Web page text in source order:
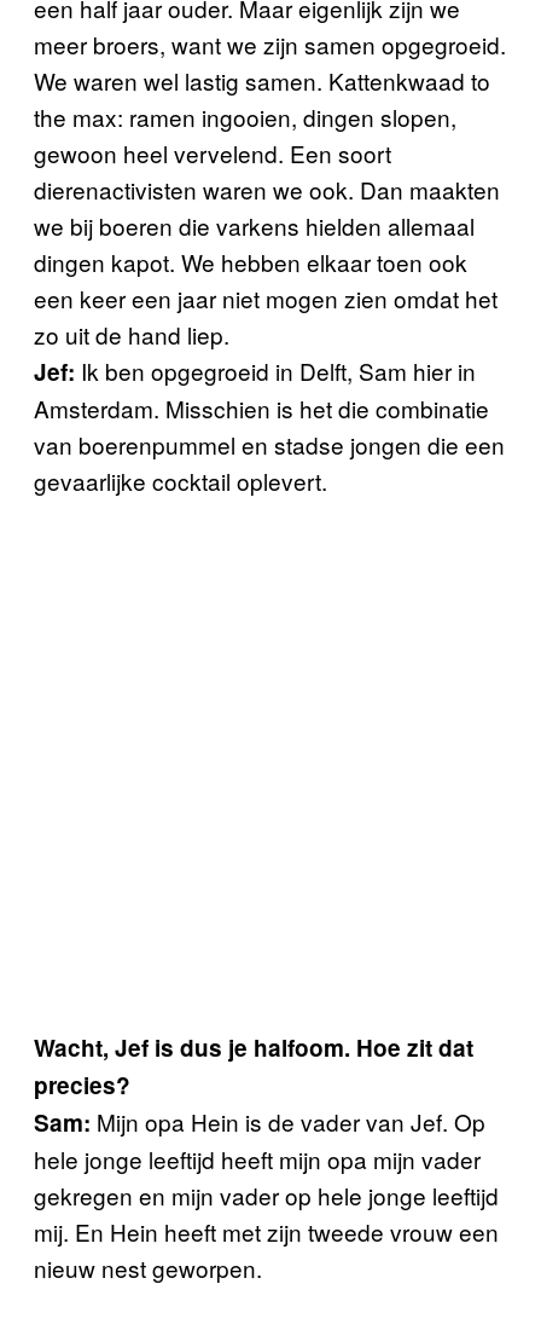
een half jaar ouder. Maar eigenlijk zijn we
meer broers, want we zijn samen opgegroeid.
We waren wel lastig samen. Kattenkwaad to
the max: ramen ingooien, dingen slopen,
gewoon heel vervelend. Een soort
dierenactivisten waren we ook. Dan maakten
we bij boeren die varkens hielden allemaal
dingen kapot. We hebben elkaar toen ook
een keer een jaar niet mogen zien omdat het
zo uit de hand liep.
Jef: Ik ben opgegroeid in Delft, Sam hier in
Amsterdam. Misschien is het die combinatie
van boerenpummel en stadse jongen die een
gevaarlijke cocktail oplevert.
Wacht, Jef is dus je halfoom. Hoe zit dat
precies?
Sam: Mijn opa Hein is de vader van Jef. Op
hele jonge leeftijd heeft mijn opa mijn vader
gekregen en mijn vader op hele jonge leeftijd
mij. En Hein heeft met zijn tweede vrouw een
nieuw nest geworpen.